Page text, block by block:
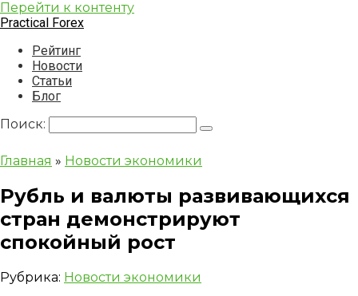
Перейти к контенту
Practical Forex
Рейтинг
Новости
Статьи
Блог
Поиск:
Главная » Новости экономики
Рубль и валюты развивающихся
стран демонстрируют
спокойный рост
Рубрика: Новости экономики